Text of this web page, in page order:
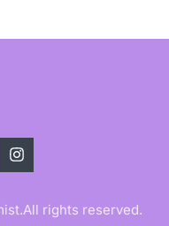
All rights reserved.